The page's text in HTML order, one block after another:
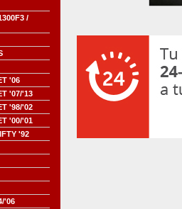
/
'06
'07/'13
'98/'02
'00/'01
'92
'06